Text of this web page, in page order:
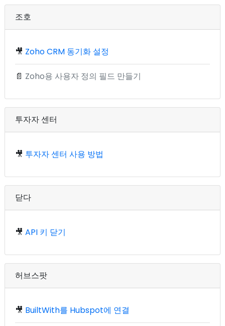
조호
🎥 Zoho CRM 동기화 설정
📄 Zoho용 사용자 정의 필드 만들기
투자자 센터
🎥 투자자 센터 사용 방법
닫다
🎥 API 키 닫기
허브스팟
🎥 BuiltWith를 Hubspot에 연결